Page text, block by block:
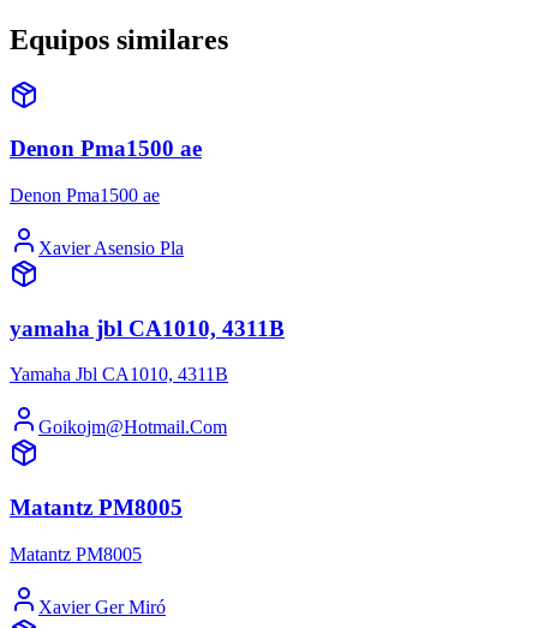
Equipos similares
Denon Pma1500 ae
Denon Pma1500 ae
Xavier Asensio Pla
yamaha jbl CA1010, 4311B
Yamaha Jbl CA1010, 4311B
Goikojm@Hotmail.Com
Matantz PM8005
Matantz PM8005
Xavier Ger Miró